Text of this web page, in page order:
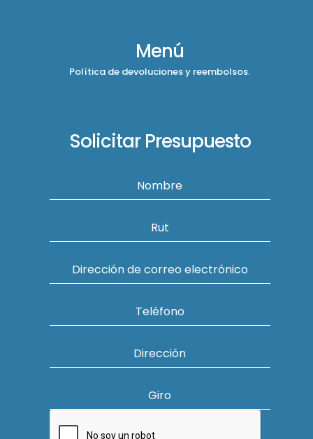
Menú
Política de devoluciones y reembolsos.
Solicitar Presupuesto
Nombre
Rut
Dirección de correo electrónico
Teléfono
Dirección
Giro